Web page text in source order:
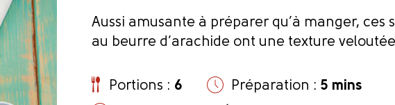
Aussi amusante à préparer qu’à manger, ces
au beurre d’arachide ont une texture
Portions : 6 Préparation :5 mins